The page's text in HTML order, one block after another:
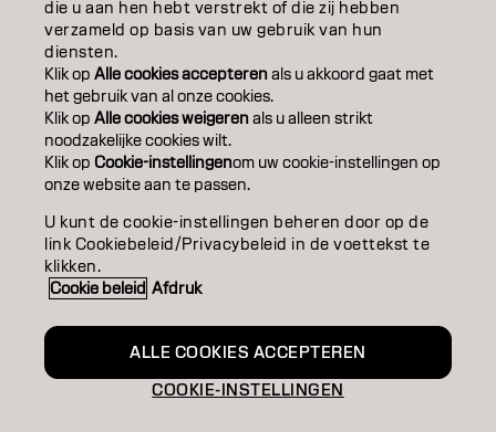
WORD PARTNER
CONTACT
ColofonPrivacyverklaringCookiebeleid
Gebruiksvoorwaarden
Toegankelijkheidsverklaring
BE | Dutch
die u aan hen hebt verstrekt of die zij hebben
verzameld op basis van uw gebruik van hun
diensten.
Klik opAlle cookies accepterenals u akkoord gaat met
het gebruik van al onze cookies.
Klik opAlle cookies weigerenals u alleen strikt
noodzakelijke cookies wilt.
Klik opCookie-instellingenom uw cookie-instellingen op
onze website aan te passen.
U kunt de cookie-instellingen beheren door op de
link Cookiebeleid/Privacybeleid in de voettekst te
klikken.
Cookie beleid Afdruk
COOKIE-INSTELLINGEN
ALLE COOKIES ACCEPTEREN